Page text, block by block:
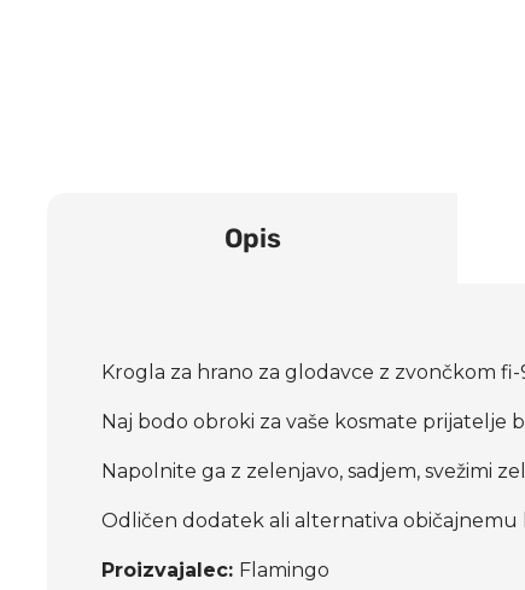
Opis
Krogla za hrano za glodavce z zvončkom
Naj bodo obroki za vaše kosmate prijatelje
Napolnite ga z zelenjavo, sadjem, svežimi
Odličen dodatek ali alternativa
Proizvajalec: Flamingo